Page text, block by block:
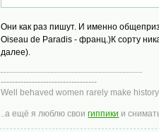
Они как раз пишут. И именно
Oiseau de Paradis - франц.)К сорту
далее).
----------------------------------
Well behaved women rarely make
..а ещё я люблю своигиппики и